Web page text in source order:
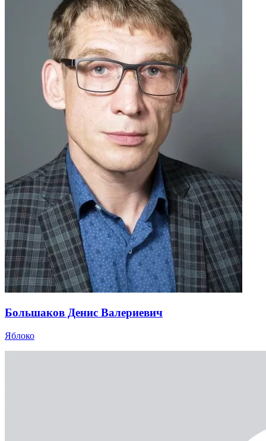
Большаков Денис Валериевич
Яблоко